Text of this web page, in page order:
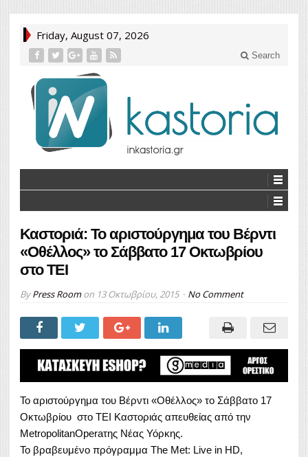
Friday, August 07, 2026
Search
Καστοριά: Το αριστούργημα του Βέρντι
«Οθέλλος» το Σάββατο 17 Οκτωβρίου
στο ΤΕΙ
ByPress Roomon 13 Οκτωβρίου, 2015 No Comment
Το αριστούργημα του Βέρντι «Οθέλλος» το Σάββατο 17
Οκτωβρίου στο ΤΕΙ Καστοριάς απευθείας από την
MetropolitanOperaτης Νέας Υόρκης.
Το βραβευμένο πρόγραμμα The Met: Live in HD,